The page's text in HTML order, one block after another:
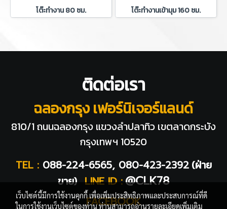
โต๊ะทำงาน 80 ซม. โต๊ะทำงานเข้ามุม 160 ซม.
ติดต่อเรา
ฉลองกรุง เฟอร์นิเจอร์แลนด์
810/1 ถนนฉลองกรุง แขวงลำปลาทิว เขตลาดกระบัง
กรุงเทพฯ 10520
TEL : 088-224-6565, 080-423-2392 (ฝ่าย
ขาย) LINE ID : @CLK78
FACEBOOK
เว็บไซต์นี้มีการใช้งานคุกกี้ เพื่อเพิ่มประสิทธิภาพและประสบการณ์ที่ดี
ในการใช้งานเว็บไซต์ของท่าน ท่านสามารถอ่านรายละเอียดเพิ่มเติม